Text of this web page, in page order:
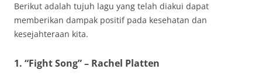
Berikut adalah tujuh lagu yang telah diakui dapat
memberikan dampak positif pada kesehatan dan
kesejahteraan kita.
1. “Fight Song” – Rachel Platten